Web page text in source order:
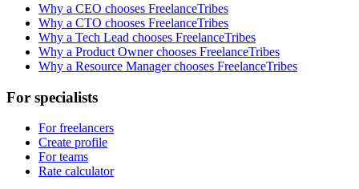
Why a CEO chooses FreelanceTribes
Why a CTO chooses FreelanceTribes
Why a Tech Lead chooses FreelanceTribes
Why a Product Owner chooses FreelanceTribes
Why a Resource Manager chooses FreelanceTribes
For specialists
For freelancers
Create profile
For teams
Rate calculator